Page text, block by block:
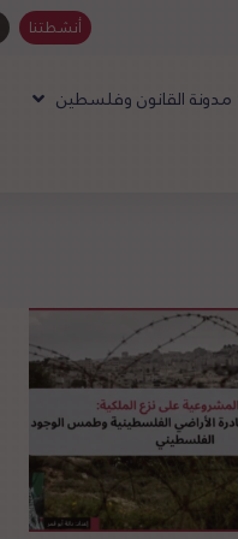
أنشطتنا
مدونة القانون وفلسطين